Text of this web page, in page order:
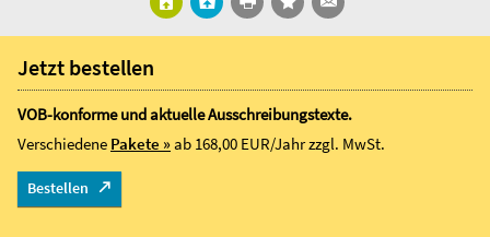
Jetzt bestellen
VOB-konforme und aktuelle Ausschreibungstexte.
Verschiedene Pakete »ab 168,00 EUR/Jahrzzgl. MwSt.
Bestellen